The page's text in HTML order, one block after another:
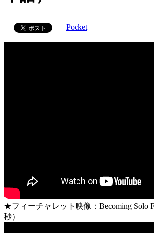
Pocket
★フィーチャレット映像：Becoming Solo
秒）